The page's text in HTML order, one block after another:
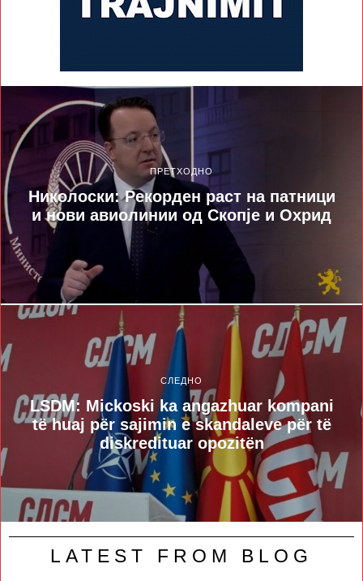
ПРЕТХОДНО
Николоски: Рекорден раст на патници
и нови авиолинии од Скопје и Охрид
СЛЕДНО
LSDM: Mickoski ka angazhuar kompani
të huaj për sajimin e skandaleve për të
diskredituar opozitën
LATEST FROM BLOG